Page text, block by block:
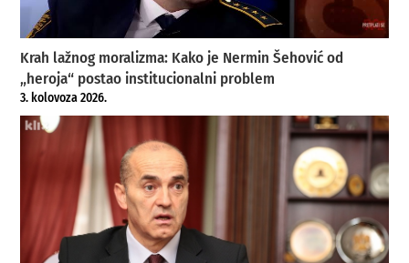
Krah lažnog moralizma: Kako je Nermin Šehović od
„heroja“ postao institucionalni problem
3. kolovoza 2026.